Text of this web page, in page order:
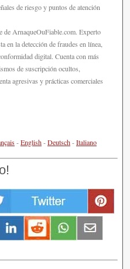
de riesgo y puntos de atención
de ArnaqueOuFiable.com. Experto
en la detección de fraudes en línea,
digital. Cuenta con más
de suscripción ocultos,
agresivas y prácticas comerciales
-English-Deutsch-Italiano